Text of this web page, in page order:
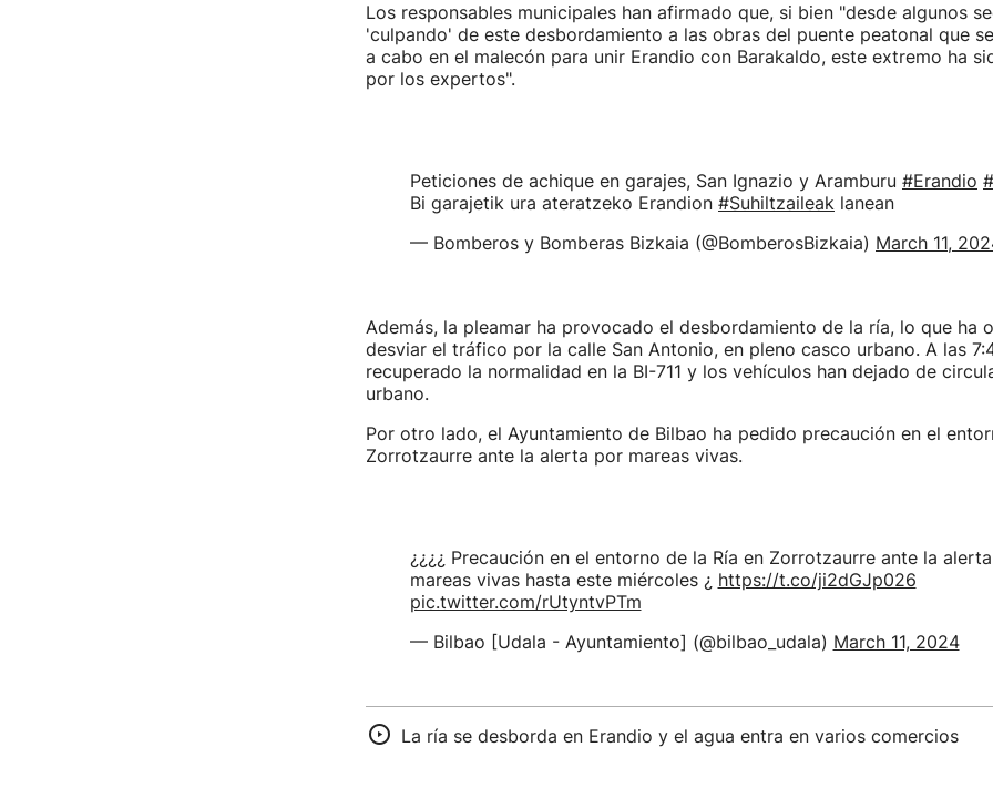
Los responsables municipales han afirmado que, si bien "desde algunos
'culpando' de este desbordamiento a las obras del puente peatonal que
a cabo en el malecón para unir Erandio con Barakaldo, este extremo ha
por los expertos".
Peticiones de achique en garajes, San Ignazio y Aramburu #Erandio
Bi garajetik ura ateratzeko Erandion #Suhiltzaileak lanean
— Bomberos y Bomberas Bizkaia (@BomberosBizkaia) March 11,
Además, la pleamar ha provocado el desbordamiento de la ría, lo que ha
desviar el tráfico por la calle San Antonio, en pleno casco urbano. A las
recuperado la normalidad en la BI-711 y los vehículos han dejado de
urbano.
Por otro lado, el Ayuntamiento de Bilbao ha pedido precaución en el
Zorrotzaurre ante la alerta por mareas vivas.
¿¿¿¿ Precaución en el entorno de la Ría en Zorrotzaurre ante la
mareas vivas hasta este miércoles ¿ https://t.co/ji2dGJp026
pic.twitter.com/rUtyntvPTm
— Bilbao [Udala - Ayuntamiento] (@bilbao_udala) March 11, 2024
La ría se desborda en Erandio y el agua entra en varios comercios